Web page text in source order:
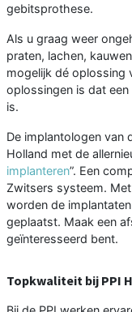
gebitsprothese.
Als u graag weer
praten, lachen,
mogelijk dé oplossing
oplossingen is dat
is.
De implantologen van
Holland met de
implanteren”. Een
Zwitsers systeem.
worden de
geplaatst. Maak een
geïnteresseerd bent.
Topkwaliteit bij PPI